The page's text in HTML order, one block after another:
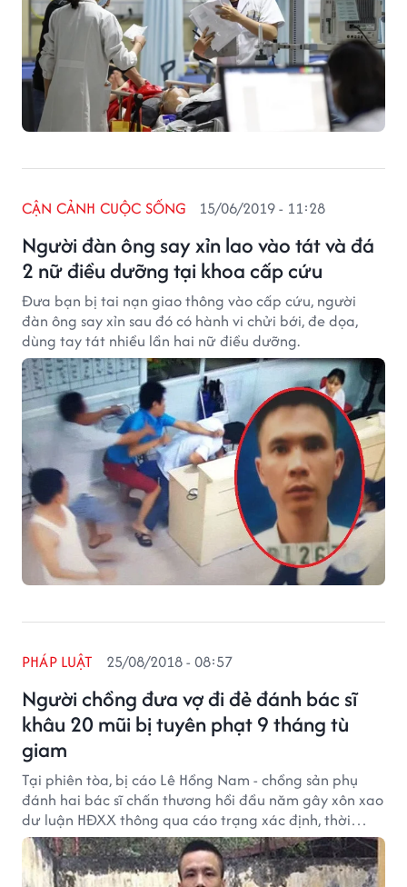
Người đàn ông say xỉn lao vào tát và đá
2 nữ điều dưỡng tại khoa cấp cứu
CẬN CẢNH CUỘC SỐNG 15/06/2019 - 11:28
Đưa bạn bị tai nạn giao thông vào cấp cứu, người
đàn ông say xỉn sau đó có hành vi chửi bới, đe dọa,
dùng tay tát nhiều lần hai nữ điều dưỡng.
Người chồng đưa vợ đi đẻ đánh bác sĩ
khâu 20 mũi bị tuyên phạt 9 tháng tù
giam
PHÁP LUẬT 25/08/2018 - 08:57
Tại phiên tòa, bị cáo Lê Hồng Nam - chồng sản phụ
đánh hai bác sĩ chấn thương hồi đầu năm gây xôn xao
dư luận HĐXX thông qua cáo trạng xác định, thời
điểm xảy ra sự việc, bị cáo này bị bệnh tâm thần nên
tuyên phạt 9 tháng tù giam.